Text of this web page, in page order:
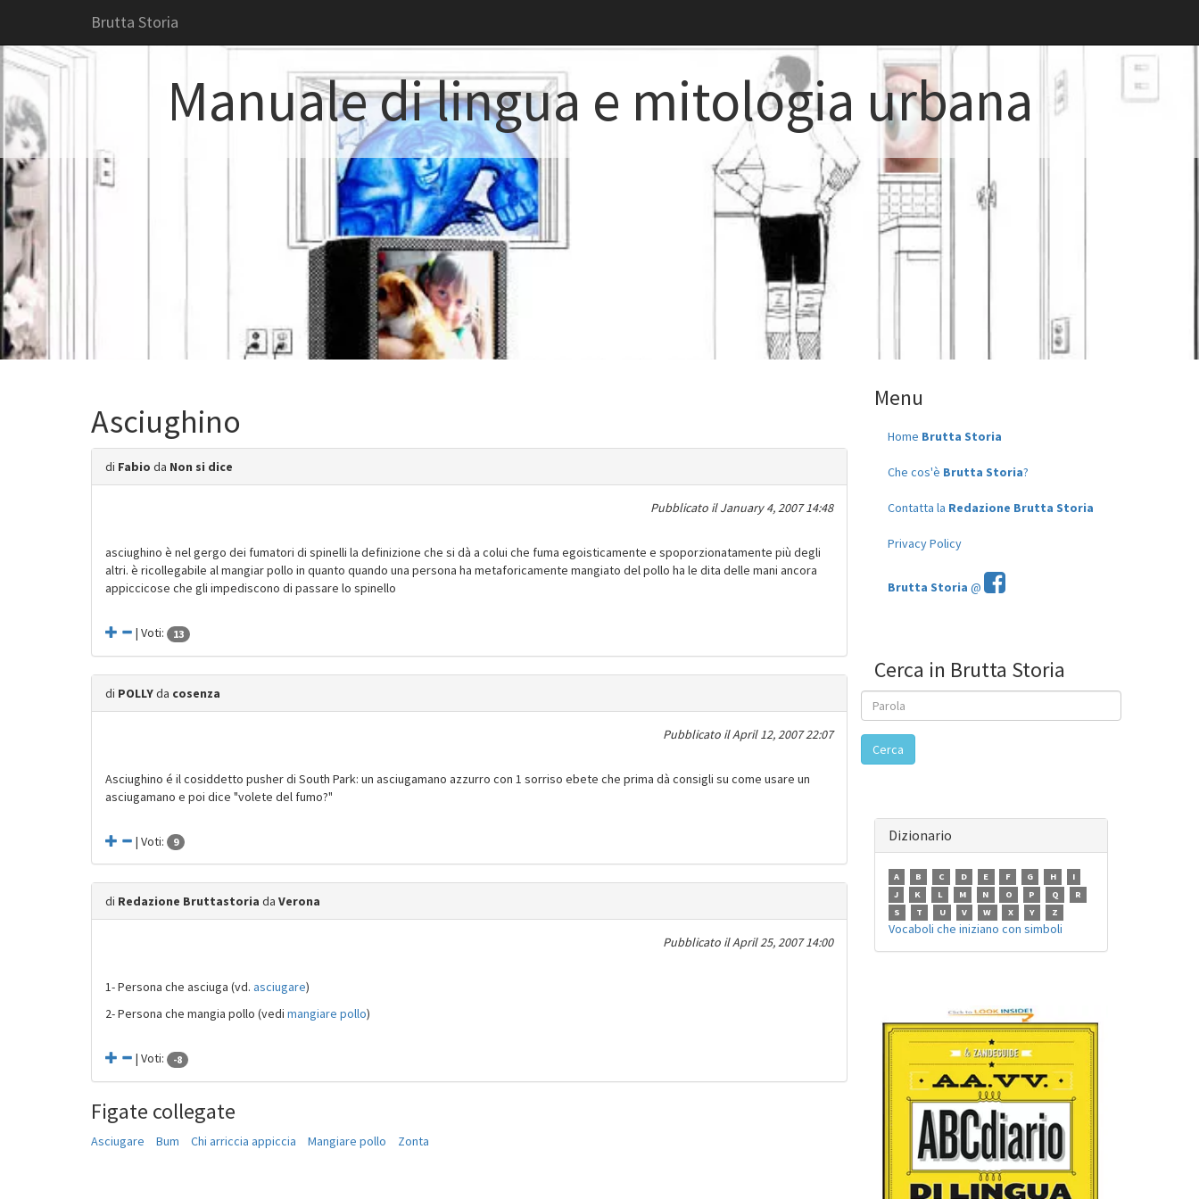
Brutta Storia
Manuale di lingua e mitologia urbana
Asciughino
di Fabio da Non si dice
Pubblicato ilJanuary 4, 2007 14:48
asciughino è nel gergo dei fumatori di spinelli la definizione che si dà a colui che fuma egoisticamente e spoporzionatamente più degli
altri. è ricollegabile al mangiar pollo in quanto quando una persona ha metaforicamente mangiato del pollo ha le dita delle mani ancora
appiccicose che gli impediscono di passare lo spinello
| Voti: 13
di POLLYda cosenza
Pubblicato ilApril 12, 2007 22:07
Asciughino é il cosiddetto pusher di South Park: un asciugamano azzurro con 1 sorriso ebete che prima dà consigli su come usare un
asciugamano e poi dice "volete del fumo?"
| Voti: 9
di Redazione Bruttastoria da Verona
Pubblicato ilApril 25, 2007 14:00
1- Persona che asciuga (vd. asciugare)
2- Persona che mangia pollo (vedi mangiare pollo)
| Voti: -8
Figate collegate
Asciugare Bum Chi arriccia appiccia Mangiare pollo Zonta
Menu
Home Brutta Storia
Che cos'è Brutta Storia?
Contatta la Redazione Brutta Storia
Privacy Policy
Brutta Storia @
Cerca in Brutta Storia
Cerca
Dizionario
A B C D E F G H
I
J
K L M N O P Q
R
S
T U V W X Y Z
Vocaboli che iniziano con simboli